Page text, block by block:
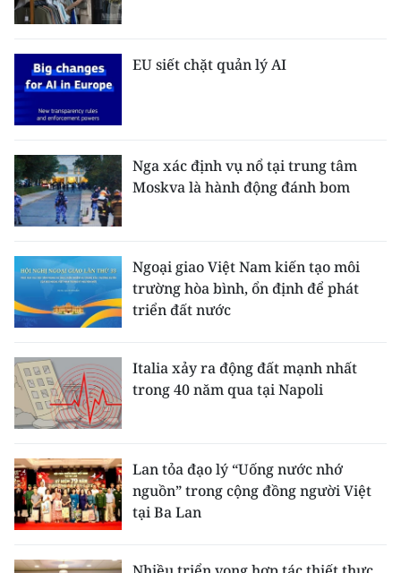
EU siết chặt quản lý AI
Nga xác định vụ nổ tại trung tâm
Moskva là hành động đánh bom
Ngoại giao Việt Nam kiến tạo môi
trường hòa bình, ổn định để phát
triển đất nước
Italia xảy ra động đất mạnh nhất
trong 40 năm qua tại Napoli
Lan tỏa đạo lý “Uống nước nhớ
nguồn” trong cộng đồng người Việt
tại Ba Lan